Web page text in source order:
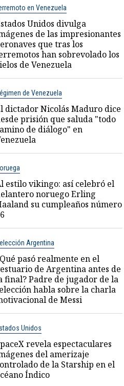
en Venezuela
Unidos divulga
de las impresionantes
que tras los
han sobrevolado los
de Venezuela
de Venezuela
dictador Nicolás Maduro dice
prisión que saluda "todo
de diálogo" en
estilo vikingo: así celebró el
noruego Erling
su cumpleaños número
Argentina
pasó realmente en el
de Argentina antes de
final? Padre de jugador de la
habla sobre la charla
de Messi
Unidos
revela espectaculares
del amerizaje
de la Starship en el
Índico